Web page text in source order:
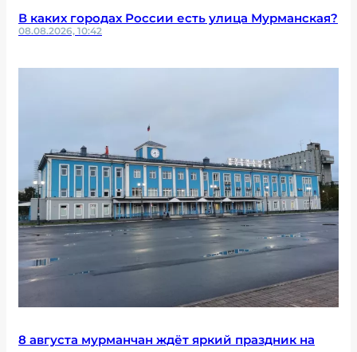
В каких городах России есть улица Мурманская?
08.08.2026, 10:42
8 августа мурманчан ждёт яркий праздник на